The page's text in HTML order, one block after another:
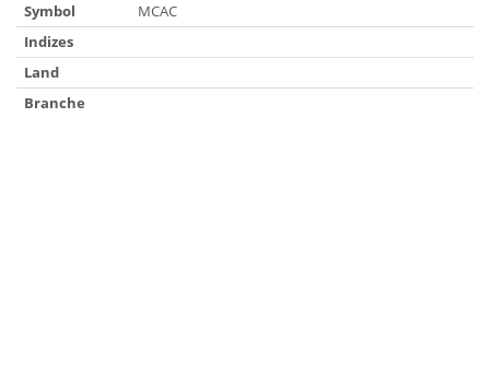
Symbol
MCAC
Indizes
Land
Branche